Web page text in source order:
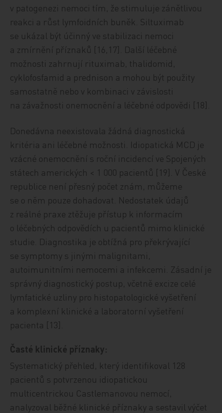
v patogenezi nemoci tím, že stimuluje zánětlivou
reakci a růst lymfoidních buněk. Siltuximab
se ukázal být účinný ve stabilizaci nemoci
a zmírnění příznaků [16,17]. Další léčebné
možnosti zahrnují rituximab, thalidomid,
cyklofosfamid a prednison a mohou být použity
samostatně nebo v kombinaci v závislosti
na závažnosti onemocnění a léčebné odpovědi [18].
Donedávna neexistovala žádná diagnostická
kritéria ani léčebné možnosti. Idiopatická MCD je
vzácné onemocnění s roční incidencí ve Spojených
státech amerických < 1 000 pacientů [19]. V České
republice není přesný počet znám, můžeme
se o něm pouze dohadovat. Nedostatek údajů
z reálné praxe ztěžuje přístup k informacím
o léčebných odpovědích u pacientů mimo klinické
studie. Diagnostika je obtížná pro překrývající
se symptomy s jinými malignitami,
autoimunitními nemocemi a infekcemi. Zásadní je
správný diagnostický postup, včetně excize celé
lymfatické uzliny pro histopatologické vyšetření
a komplexní klinické a laboratorní vyšetření
pacienta [13].
Časté klinické příznaky:
Systematický přehled, který identifikoval 128
pacientů s potvrzenou idiopatickou
multicentrickou Castlemanovou nemocí,
analyzoval běžné klinické příznaky a sestavil výčet